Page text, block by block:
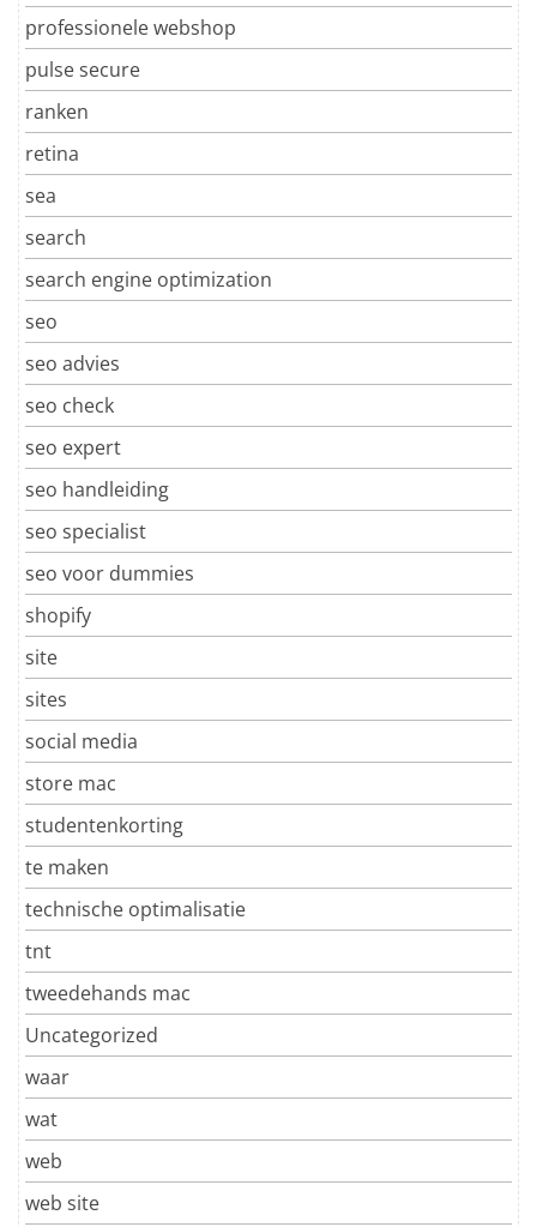
professionele webshop
pulse secure
ranken
retina
sea
search
search engine optimization
seo
seo advies
seo check
seo expert
seo handleiding
seo specialist
seo voor dummies
shopify
site
sites
social media
store mac
studentenkorting
te maken
technische optimalisatie
tnt
tweedehands mac
Uncategorized
waar
wat
web
web site